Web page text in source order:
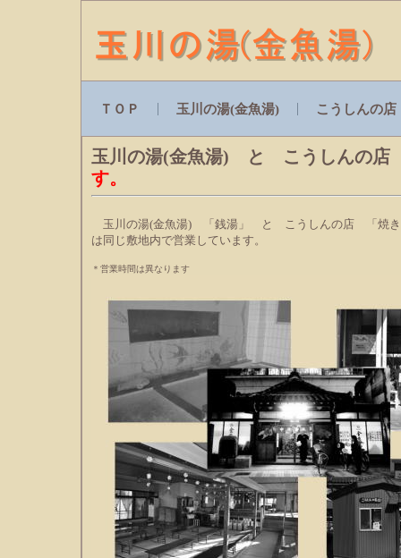
ＴＯＰ 玉川の湯(金魚湯) こうしんの店
玉川の湯(金魚湯) と こうしん
す。
玉川の湯(金魚湯) 「銭湯」 と こうしんの店 「焼き
は同じ敷地内で営業しています。
＊営業時間は異なります